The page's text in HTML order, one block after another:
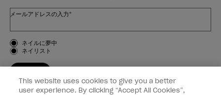
メールアドレスの入力*
お客様のタイプ
ネイルに夢中
ネイリスト
OPI
This website uses cookies to give you a better
user experience. By clicking “Accept All Cookies”,